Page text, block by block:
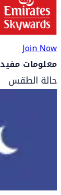
Join Now
معلومات
حالة الطقس